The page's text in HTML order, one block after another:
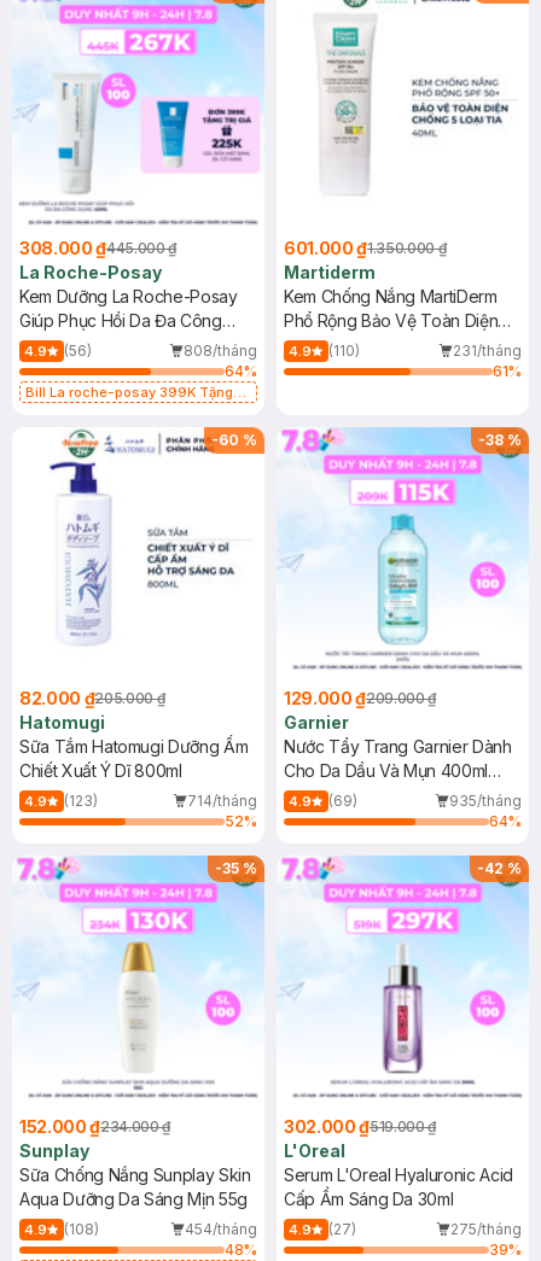
308.000 ₫445.000 ₫
La Roche-Posay
Kem Dưỡng La Roche-Posay
Giúp Phục Hồi Da Đa Công
Dụng 40ml
4.9 (56)
808/tháng
64%
Bill La roche-posay 399K Tặng
(SL có hạn)
601.000 ₫1.350.000 ₫
Martiderm
Kem Chống Nắng MartiDerm
Phổ Rộng Bảo Vệ Toàn Diện
40ml
4.9 (110)
231/tháng
61%
-60 %
82.000 ₫205.000 ₫
Hatomugi
Sữa Tắm Hatomugi Dưỡng Ẩm
Chiết Xuất Ý Dĩ 800ml
4.9 (123)
714/tháng
52%
-38%
129.000 ₫209.000 ₫
Garnier
Nước Tẩy Trang Garnier Dành
Cho Da Dầu Và Mụn 400ml
(Mới)
4.9 (69)
935/tháng
64%
-35%
152.000 ₫234.000 ₫
Sunplay
Sữa Chống Nắng Sunplay Skin
Aqua Dưỡng Da Sáng Mịn 55g
4.9 (108)
454/tháng
48%
-42%
302.000 ₫519.000 ₫
L'Oreal
Serum L'Oreal Hyaluronic Acid
Cấp Ẩm Sáng Da 30ml
4.9 (27)
275/tháng
39%